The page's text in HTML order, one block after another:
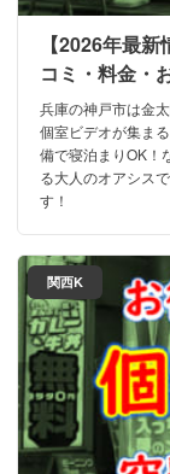
【2026年最
コミ・料金・
兵庫の神戸市は金
個室ビデオが集ま
備で寝泊まりOK！
る大人のオアシス
す！
関西K